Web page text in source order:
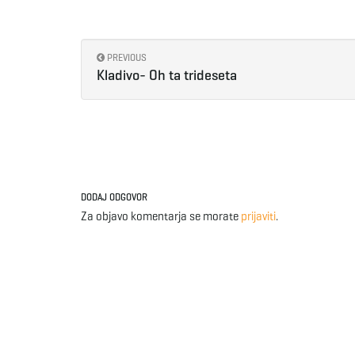
PREVIOUS
Kladivo- Oh ta trideseta
DODAJ ODGOVOR
Za objavo komentarja se morate prijaviti.